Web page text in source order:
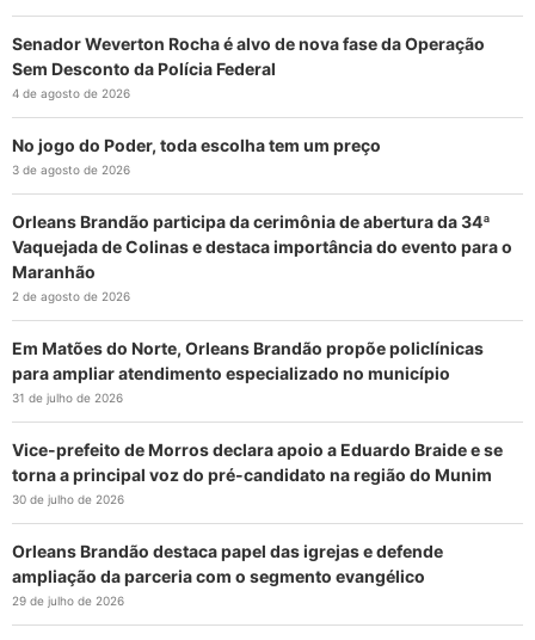
Senador Weverton Rocha é alvo de nova fase da Operação
Sem Desconto da Polícia Federal
4 de agosto de 2026
No jogo do Poder, toda escolha tem um preço
3 de agosto de 2026
Orleans Brandão participa da cerimônia de abertura da 34ª
Vaquejada de Colinas e destaca importância do evento para o
Maranhão
2 de agosto de 2026
Em Matões do Norte, Orleans Brandão propõe policlínicas
para ampliar atendimento especializado no município
31 de julho de 2026
Vice-prefeito de Morros declara apoio a Eduardo Braide e se
torna a principal voz do pré-candidato na região do Munim
30 de julho de 2026
Orleans Brandão destaca papel das igrejas e defende
ampliação da parceria com o segmento evangélico
29 de julho de 2026